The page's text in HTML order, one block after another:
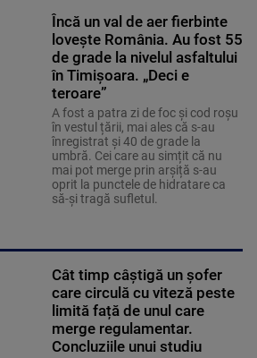
Încă un val de aer fierbinte
lovește România. Au fost 55
de grade la nivelul asfaltului
în Timișoara. „Deci e
teroare”
A fost a patra zi de foc și cod roșu
în vestul țării, mai ales că s-au
înregistrat și 40 de grade la
umbră. Cei care au simțit că nu
mai pot merge prin arșiță s-au
oprit la punctele de hidratare ca
să-și tragă sufletul.
Cât timp câștigă un șofer
care circulă cu viteză peste
limită față de unul care
merge regulamentar.
Concluziile unui studiu